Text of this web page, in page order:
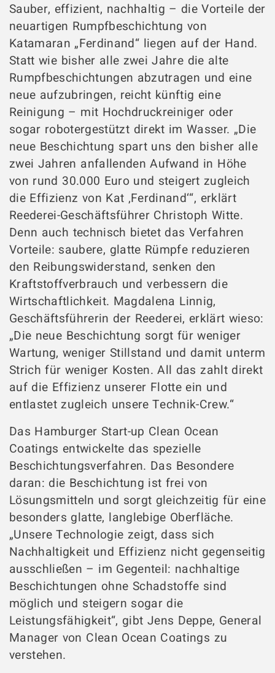
Sauber, effizient, nachhaltig – die Vorteile der
neuartigen Rumpfbeschichtung von
Katamaran „Ferdinand“ liegen auf der Hand.
Statt wie bisher alle zwei Jahre die alte
Rumpfbeschichtungen abzutragen und eine
neue aufzubringen, reicht künftig eine
Reinigung – mit Hochdruckreiniger oder
sogar robotergestützt direkt im Wasser. „Die
neue Beschichtung spart uns den bisher alle
zwei Jahren anfallenden Aufwand in Höhe
von rund 30.000 Euro und steigert zugleich
die Effizienz von Kat ‚Ferdinand‘“, erklärt
Reederei-Geschäftsführer Christoph Witte.
Denn auch technisch bietet das Verfahren
Vorteile: saubere, glatte Rümpfe reduzieren
den Reibungswiderstand, senken den
Kraftstoffverbrauch und verbessern die
Wirtschaftlichkeit. Magdalena Linnig,
Geschäftsführerin der Reederei, erklärt wieso:
„Die neue Beschichtung sorgt für weniger
Wartung, weniger Stillstand und damit unterm
Strich für weniger Kosten. All das zahlt direkt
auf die Effizienz unserer Flotte ein und
entlastet zugleich unsere Technik-Crew.“
Das Hamburger Start-up Clean Ocean
Coatings entwickelte das spezielle
Beschichtungsverfahren. Das Besondere
daran: die Beschichtung ist frei von
Lösungsmitteln und sorgt gleichzeitig für eine
besonders glatte, langlebige Oberfläche.
„Unsere Technologie zeigt, dass sich
Nachhaltigkeit und Effizienz nicht gegenseitig
ausschließen – im Gegenteil: nachhaltige
Beschichtungen ohne Schadstoffe sind
möglich und steigern sogar die
Leistungsfähigkeit“, gibt Jens Deppe, General
Manager von Clean Ocean Coatings zu
verstehen.